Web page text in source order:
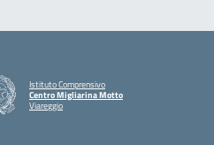
Istituto Comprensivo
Centro Migliarina Motto
Viareggio